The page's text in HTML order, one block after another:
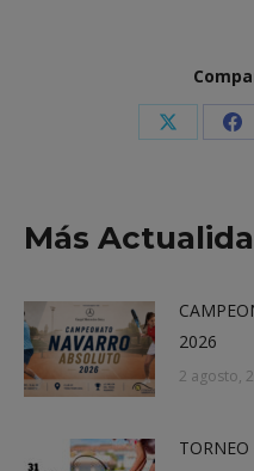
Share
Más
2026
2 agosto,